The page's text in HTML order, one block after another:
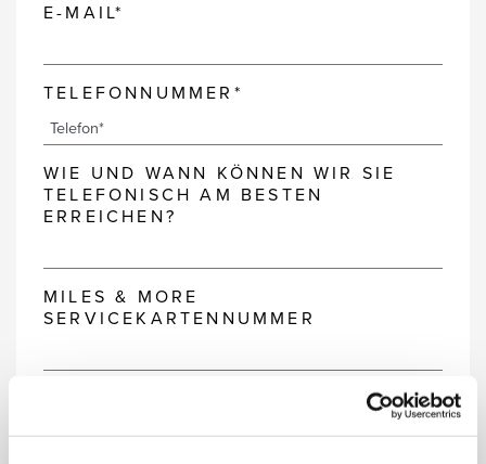
E-MAIL*
TELEFONNUMMER*
WIE UND WANN KÖNNEN WIR SIE
TELEFONISCH AM BESTEN
ERREICHEN?
MILES & MORE
SERVICEKARTENNUMMER